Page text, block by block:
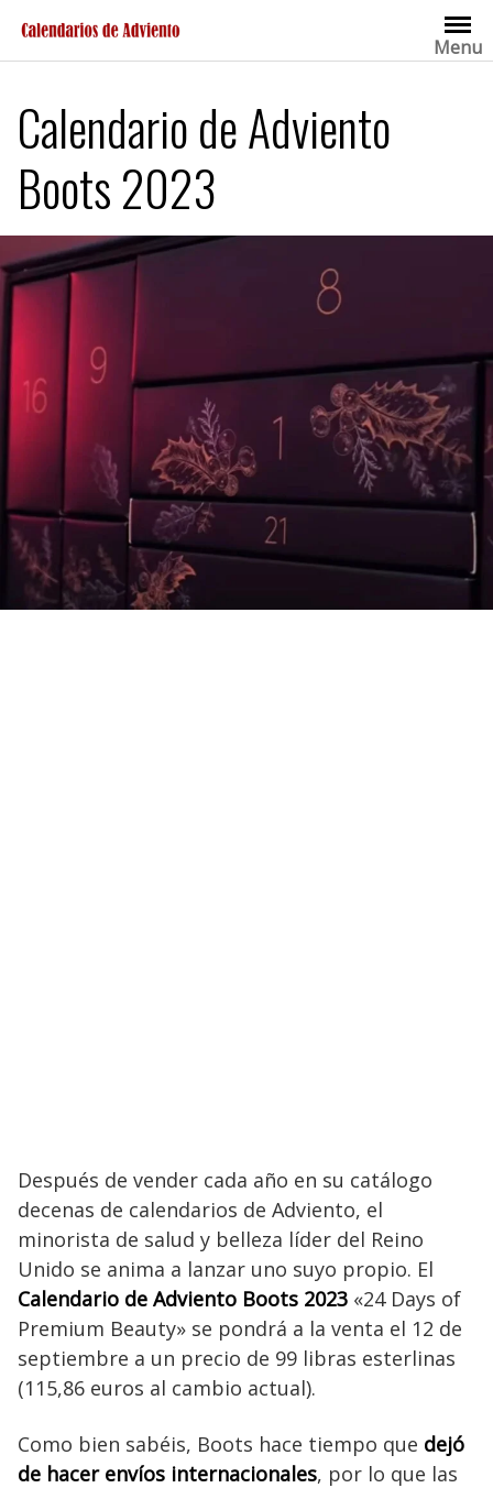
contenido
Menu
Calendario de Adviento
Boots 2023
Después de vender cada año en su catálogo
decenas de calendarios de Adviento, el
minorista de salud y belleza líder del Reino
Unido se anima a lanzar uno suyo propio. El
Calendario de Adviento Boots 2023 «24 Days of
Premium Beauty» se pondrá a la venta el 12 de
septiembre a un precio de 99 libras esterlinas
(115,86 euros al cambio actual).
Como bien sabéis, Boots hace tiempo que dejó
de hacer envíos internacionales, por lo que las